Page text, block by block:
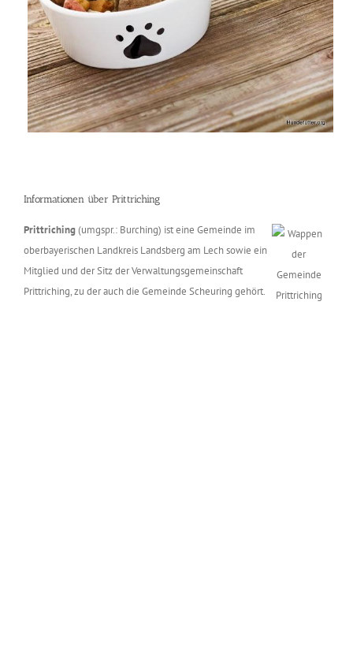
Informationen über Prittriching
Prittriching(umgspr.: Burching) ist eine Gemeinde im
oberbayerischen Landkreis Landsberg am Lech sowie ein
Mitglied und der Sitz der Verwaltungsgemeinschaft
Prittriching, zu der auch die Gemeinde Scheuring gehört.